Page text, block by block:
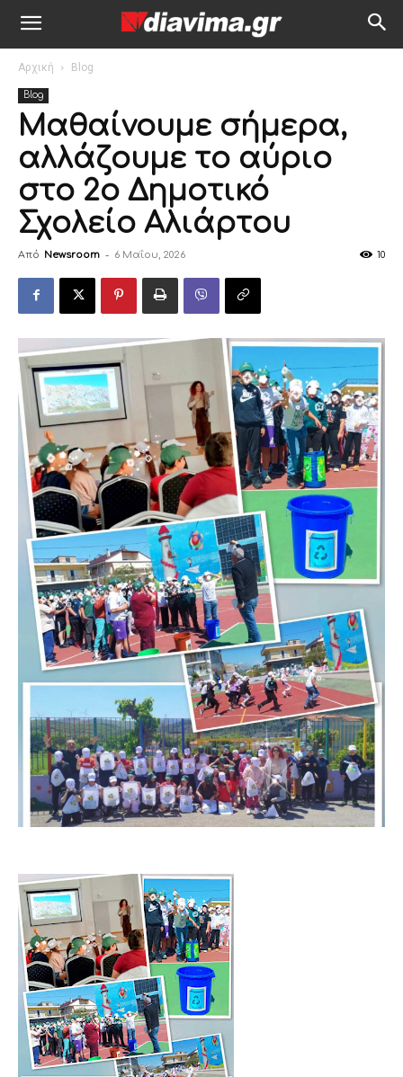
Αρχική Blog
Blog
Μαθαίνουμε σήμερα,
αλλάζουμε το αύριο
στο 2ο Δημοτικό
Σχολείο Αλιάρτου
Από Newsroom - 6 Μαΐου, 2026 10